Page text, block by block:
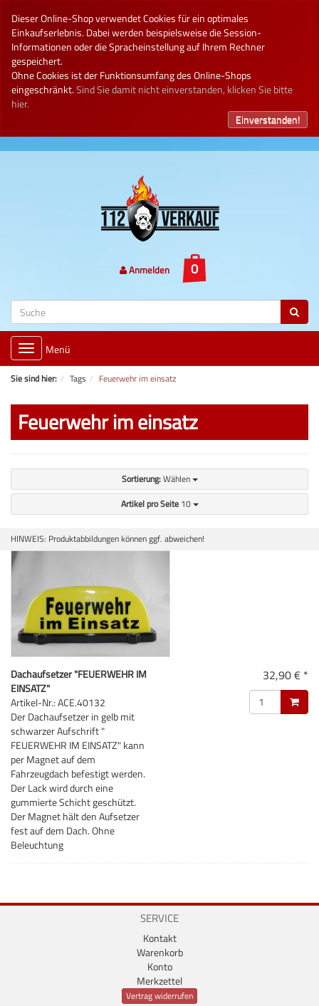
Dieser Online-Shop verwendet Cookies für ein optimales
Einkaufserlebnis. Dabei werden beispielsweise die Session-
Informationen oder die Spracheinstellung auf Ihrem Rechner
gespeichert.
Ohne Cookies ist der Funktionsumfang des Online-Shops
eingeschränkt.Sind Sie damit nicht einverstanden, klicken Sie bitte
hier.
Einverstanden!
Anmelden
Toggle
navigation
Menü
Sie sind hier: Tags Feuerwehr im einsatz
Feuerwehr im einsatz
Sortierung:Wählen
Artikel pro Seite 10
HINWEIS: Produktabbildungen können ggf. abweichen!
Dachaufsetzer "FEUERWEHR IM
EINSATZ"
Artikel-Nr.: ACE.40132
Der Dachaufsetzer in gelb mit
schwarzer Aufschrift "
FEUERWEHR IM EINSATZ" kann
per Magnet auf dem
Fahrzeugdach befestigt werden.
Der Lack wird durch eine
gummierte Schicht geschützt.
Der Magnet hält den Aufsetzer
fest auf dem Dach. Ohne
Beleuchtung
32,90 € *
SERVICE
Kontakt
Warenkorb
Konto
Merkzettel
Vertrag widerrufen